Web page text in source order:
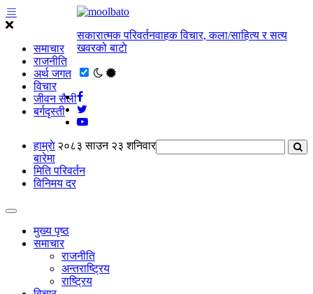
समाचार
राजनीति
अर्थ जगत
विचार
जीवन सैली
बर्गदृस्ती
सकारात्मक परिवर्तनवाहक विचार, कला/साहित्य र सत्य
खवरको बाटाे
२०८३ साउन २३ शनिवार
हाम्राे
बारेमा
मिति परिवर्तन
विनिमय दर
मुख्य पृष्ठ
समाचार
राजनीति
अन्तराष्ट्रिय
राष्ट्रिय